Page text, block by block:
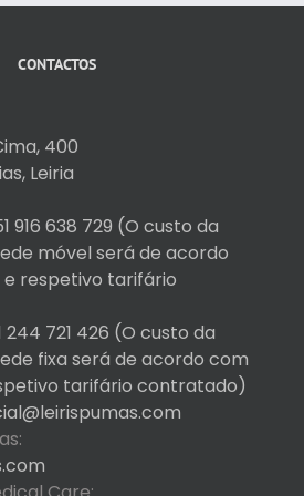
CONTACTOS
400
Leiria
916 638 729 (O custo da
móvel será de acordo
respetivo tarifário
244 721 426 (O custo da
fixa será de acordo com
tarifário contratado)